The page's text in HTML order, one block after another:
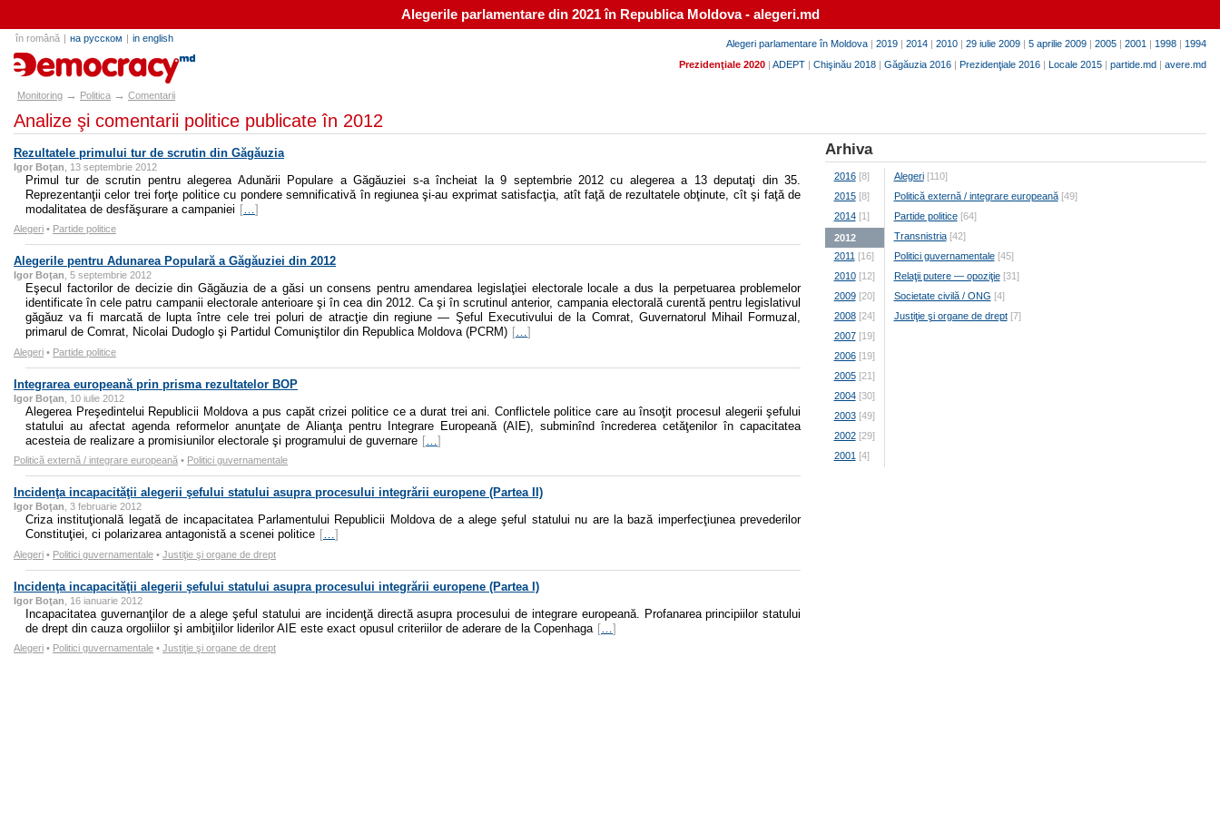
Alegerile parlamentare din 2021 în Republica Moldova - alegeri.md
Alegeri parlamentare în Moldova | 2019 | 2014 | 2010 | 29 iulie 2009 | 5 aprilie 2009 | 2005 | 2001 | 1998 | 1994
Prezidenţiale 2020 | ADEPT | Chişinău 2018 | Găgăuzia 2016 | Prezidenţiale 2016 | Locale 2015 | partide.md | avere.md
în română | на русском | in english
e-democracy.md
Monitoring → Politica → Comentarii
Analize şi comentarii politice publicate în 2012
Rezultatele primului tur de scrutin din Găgăuzia
Igor Boţan , 13 septembrie 2012
Primul tur de scrutin pentru alegerea Adunării Populare a Găgăuziei s-a încheiat la 9 septembrie 2012 cu alegerea a 13 deputaţi din 35.
Reprezentanţii celor trei forţe politice cu pondere semnificativă în regiunea şi-au exprimat satisfacţia, atît faţă de rezultatele obţinute, cît şi faţă de
modalitatea de desfăşurare a campaniei [ ]
Alegeri • Partide politice
Alegerile pentru Adunarea Populară a Găgăuziei din 2012
Igor Boţan , 5 septembrie 2012
Eşecul factorilor de decizie din Găgăuzia de a găsi un consens pentru amendarea legislaţiei electorale locale a dus la perpetuarea problemelor
identificate în cele patru campanii electorale anterioare şi în cea din 2012. Ca şi în scrutinul anterior, campania electorală curentă pentru legislativul
găgăuz va fi marcată de lupta între cele trei poluri de atracţie din regiune — Şeful Executivului de la Comrat, Guvernatorul Mihail Formuzal,
primarul de Comrat, Nicolai Dudoglo şi Partidul Comuniştilor din Republica Moldova (PCRM) […]
Alegeri • Partide politice
Integrarea europeană prin prisma rezultatelor BOP
Igor Boţan , 10 iulie 2012
Alegerea Preşedintelui Republicii Moldova a pus capăt crizei politice ce a durat trei ani. Conflictele politice care au însoţit procesul alegerii şefului
statului au afectat agenda reformelor anunţate de Alianţa pentru Integrare Europeană (AIE), subminînd încrederea cetăţenilor în capacitatea
acesteia de realizare a promisiunilor electorale şi programului de guvernare [ ]
Politică externă / integrare europeană • Politici guvernamentale
Incidenţa incapacităţii alegerii şefului statului asupra procesului integrării europene (Partea II)
Igor Boţan , 3 februarie 2012
Criza instituţională legată de incapacitatea Parlamentului Republicii Moldova de a alege şeful statului nu are la bază imperfecţiunea prevederilor
Constituţiei, ci polarizarea antagonistă a scenei politice […]
Alegeri • Politici guvernamentale • Justiţie şi organe de drept
Incidenţa incapacităţii alegerii şefului statului asupra procesului integrării europene (Partea I)
Igor Boţan , 16 ianuarie 2012
Incapacitatea guvernanţilor de a alege şeful statului are incidenţă directă asupra procesului de integrare europeană. Profanarea principiilor statului
de drept din cauza orgoliilor şi ambiţiilor liderilor AIE este exact opusul criteriilor de aderare de la Copenhaga [ ]
Alegeri • Politici guvernamentale • Justiţie şi organe de drept
Arhiva
2016[8]
2015[8]
2014[1]
2012
2011 [16]
2010[12]
2009[20]
2008[24]
2007[19]
2006[19]
2005[21]
2004[30]
2003[49]
2002[29]
2001 [4]
Alegeri[110]
Politică externă / integrare europeană[49]
Partide politice[64]
Transnistria[42]
Politici guvernamentale[45]
Relaţii putere — opoziţie[31]
Societate civilă / ONG [4]
Justiţie şi organe de drept[7]